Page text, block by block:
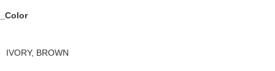
_Color
IVORY, BROWN